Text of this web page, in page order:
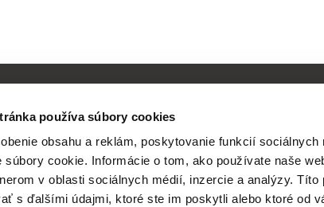
používa súbory cookies
obsahu a reklám, poskytovanie funkcií
súbory cookie. Informácie o tom, ako používate naše
v oblasti sociálnych médií, inzercie a analýzy.
s ďalšími údajmi, ktoré ste im poskytli alebo ktoré od
Vaše